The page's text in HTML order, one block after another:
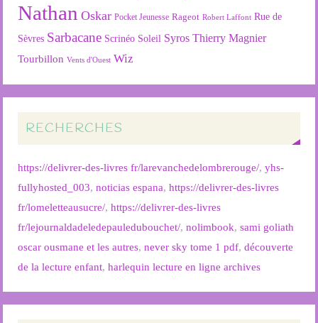
Nathan Oskar Pocket Jeunesse Rageot Robert Laffont Rue de
Sèvres Sarbacane Scrinéo Soleil Syros Thierry Magnier
Tourbillon Vents d'Ouest Wiz
RECHERCHES
https://delivrer-des-livres fr/larevanchedelombrerouge/,yhs-
fullyhosted_003,noticias espana,https://delivrer-des-livres
fr/lomeletteausucre/,https://delivrer-des-livres
fr/lejournaldadeledepauledubouchet/,nolimbook,sami goliath
oscar ousmane et les autres,never sky tome 1 pdf,découverte
de la lecture enfant,harlequin lecture en ligne archives